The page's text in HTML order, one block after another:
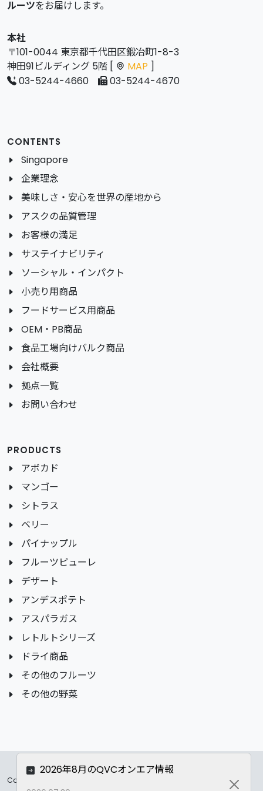
ルーツをお届けします。
本社
〒101-0044 東京都千代田区鍛冶町1-8-3
神田91ビルディング 5階 [
MAP ]
03-5244-4660
03-5244-4670
CONTENTS
Singapore
企業理念
美味しさ・安心を世界の産地から
アスクの品質管理
お客様の満足
サステイナビリティ
ソーシャル・インパクト
小売り用商品
フードサービス用商品
OEM・PB商品
食品工場向けバルク商品
会社概要
拠点一覧
お問い合わせ
PRODUCTS
アボカド
マンゴー
シトラス
ベリー
パイナップル
フルーツピューレ
デザート
アンデスポテト
アスパラガス
レトルトシリーズ
ドライ商品
その他のフルーツ
その他の野菜
Copyrights ©
2026年8月のQVCオンエア情報